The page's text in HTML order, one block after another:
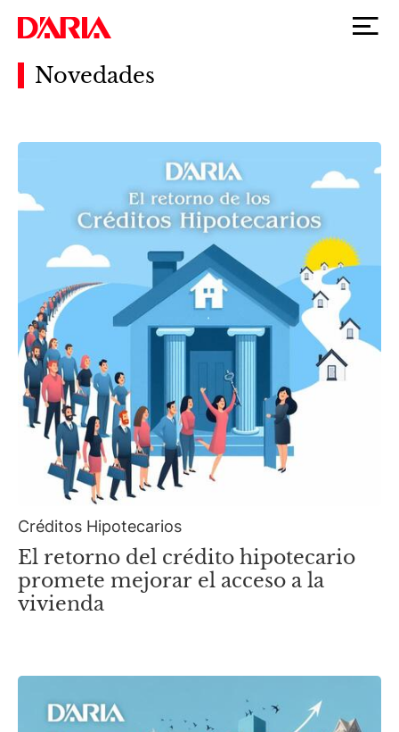
Novedades
Créditos Hipotecarios
El retorno del crédito hipotecario
promete mejorar el acceso a la
vivienda